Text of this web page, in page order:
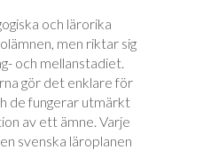
och lärorika
men riktar sig
och mellanstadiet.
gör det enklare för
de fungerar utmärkt
av ett ämne. Varje
svenska läroplanen